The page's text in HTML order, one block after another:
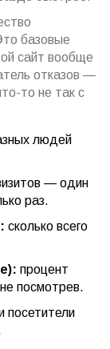
базовые
сайт вообще
отказов —
то не так с
людей
— один
раз.
сколько всего
процент
посмотрев.
посетители